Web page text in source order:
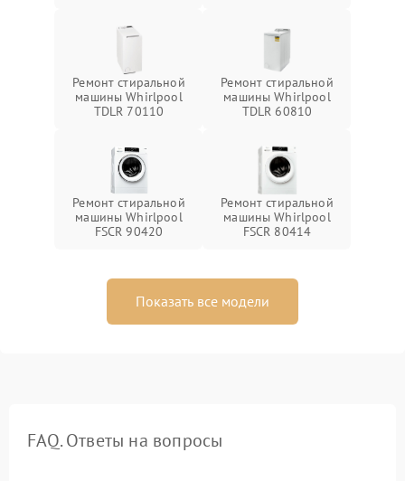
Ремонт стиральной
машины Whirlpool
TDLR 70110
Ремонт стиральной
машины Whirlpool
TDLR 60810
Ремонт стиральной
машины Whirlpool
FSCR 90420
Ремонт стиральной
машины Whirlpool
FSCR 80414
Показать все модели
FAQ. Ответы на вопросы